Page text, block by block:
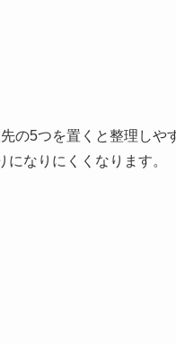
の5つを置くと整理しや
なりにくくなります。